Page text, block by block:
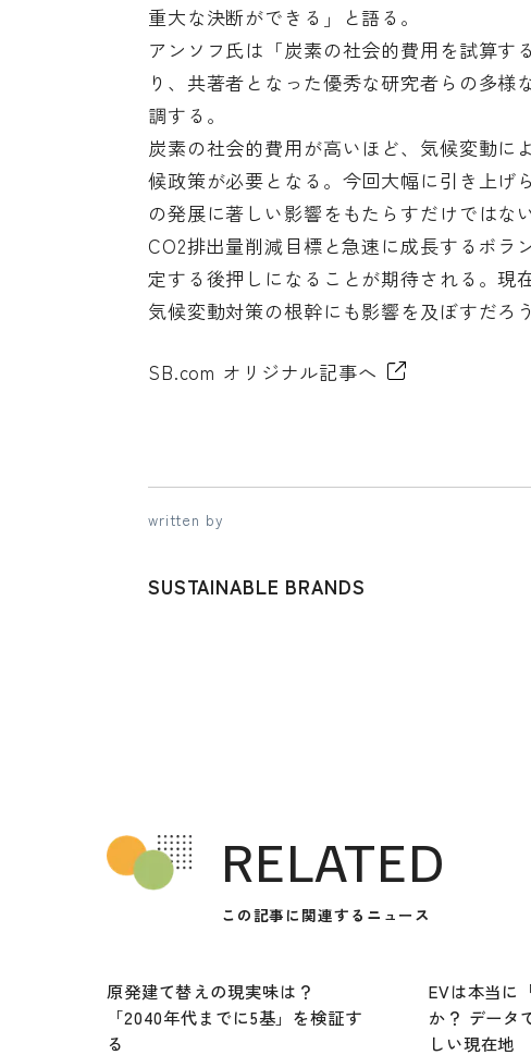
重大な決断ができる」と語る。
アンソフ氏は「炭素の社会的費用を試算す
り、共著者となった優秀な研究者らの多
調する。
炭素の社会的費用が高いほど、気候変動に
候政策が必要となる。今回大幅に引き上げ
の発展に著しい影響をもたらすだけではな
CO2排出量削減目標と急速に成長するボ
定する後押しになることが期待される。現
気候変動対策の根幹にも影響を及ぼすだろう
SB.com オリジナル記事へ
written by
SUSTAINABLE BRANDS
RELATED
この記事に関連するニュース
原発建て替えの現実味は？
「2040年代までに5基」を検証す
る
EVは本当に
か？ データ
しい現在地